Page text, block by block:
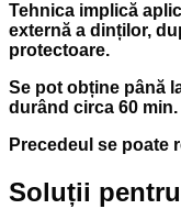
Tehnica implică
externă a dinților,
protectoare.
Se pot obține până
durând circa 60 min.
Precedeul se poate
Soluții